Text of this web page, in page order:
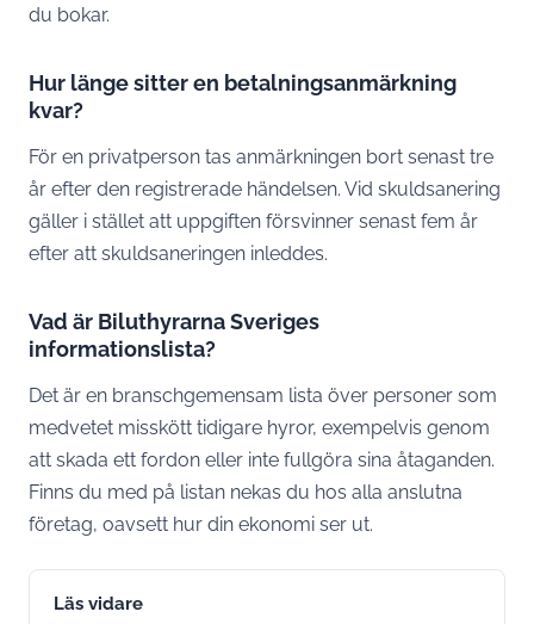
du bokar.
Hur länge sitter en betalningsanmärkning
kvar?
För en privatperson tas anmärkningen bort senast tre
år efter den registrerade händelsen. Vid skuldsanering
gäller i stället att uppgiften försvinner senast fem år
efter att skuldsaneringen inleddes.
Vad är Biluthyrarna Sveriges
informationslista?
Det är en branschgemensam lista över personer som
medvetet misskött tidigare hyror, exempelvis genom
att skada ett fordon eller inte fullgöra sina åtaganden.
Finns du med på listan nekas du hos alla anslutna
företag, oavsett hur din ekonomi ser ut.
Läs vidare